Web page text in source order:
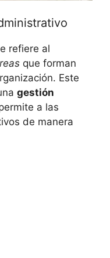
refiere al
que forman
Este
gestión
a las
de manera